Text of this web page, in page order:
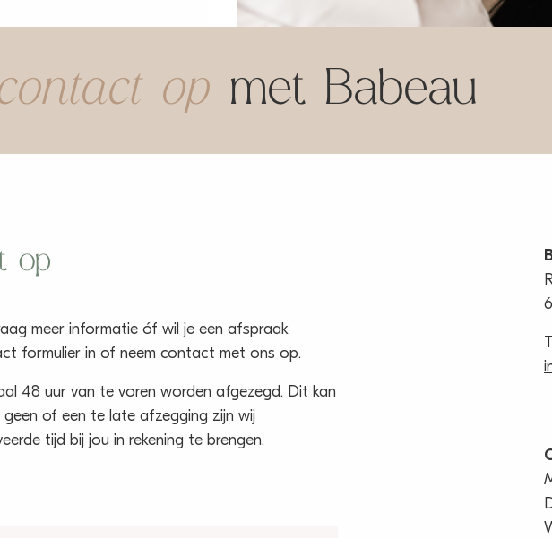
op met Babeau
op
meer informatie óf wil je een afspraak
formulier in of neem contact met ons op.
48 uur van te voren worden afgezegd. Dit kan
of een te late afzegging zijn wij
tijd bij jou in rekening te brengen.